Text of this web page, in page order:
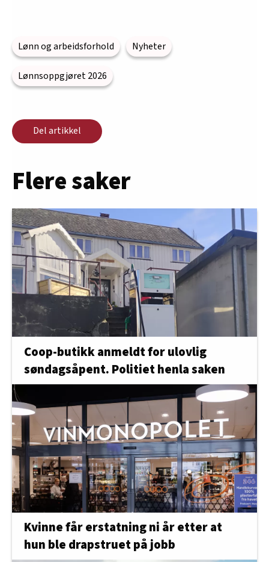
Lønn og arbeidsforhold Nyheter
Lønnsoppgjøret 2026
Del artikkel
Flere saker
Coop-butikk anmeldt for ulovlig
søndagsåpent. Politiet henla saken
Kvinne får erstatning ni år etter at
hun ble drapstruet på jobb